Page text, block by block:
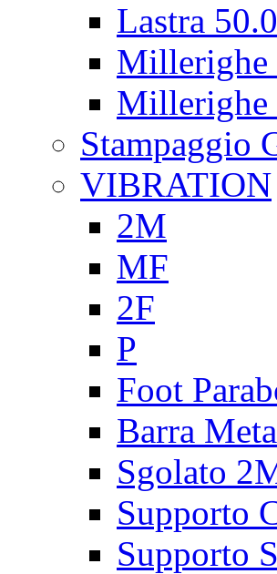
Lastra
Millerighe
Millerighe
Stampaggio
VIBRATION
2M
MF
2F
P
Foot
Barra
Sgolato
Supporto
Supporto